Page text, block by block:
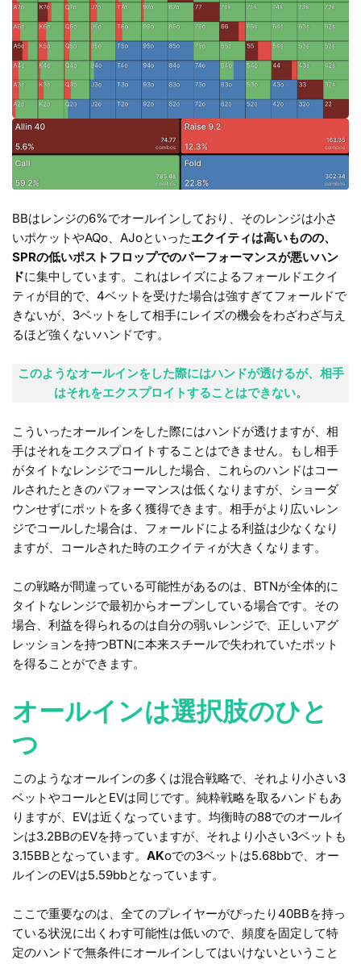
BBはレンジの6%でオールインしており、そのレンジは小さ
いポケットやAQo、AJoといったエクイティは高いものの、
SPRの低いポストフロップでのパーフォーマンスが悪いハン
ドに集中しています。これはレイズによるフォールドエクイ
ティが目的で、4ベットを受けた場合は強すぎてフォールドで
きないが、3ベットをして相手にレイズの機会をわざわざ与え
るほど強くないハンドです。
このようなオールインをした際にはハンドが透けるが、相手
はそれをエクスプロイトすることはできない。
こういったオールインをした際にはハンドが透けますが、相
手はそれをエクスプロイトすることはできません。もし相手
がタイトなレンジでコールした場合、これらのハンドはコー
ルされたときのパフォーマンスは低くなりますが、ショーダ
ウンせずにポットを多く獲得できます。相手がより広いレン
ジでコールした場合は、フォールドによる利益は少なくなり
ますが、コールされた時のエクイティが大きくなります。
この戦略が間違っている可能性があるのは、BTNが全体的に
タイトなレンジで最初からオープンしている場合です。その
場合、利益を得られるのは自分の弱いレンジで、正しいアグ
レッションを持つBTNに本来スチールで失われていたポット
を得ることができます。
オールインは選択肢のひと
つ
このようなオールインの多くは混合戦略で、それより小さい3
ベットやコールとEVは同じです。純粋戦略を取るハンドもあ
りますが、EVは近くなっています。均衡時の88でのオールイ
ンは3.2BBのEVを持っていますが、それより小さい3ベットも
3.15BBとなっています。 AKoでの3ベットは5.68bbで、オー
ルインのEVは5.59bbとなっています。
ここで重要なのは、全てのプレイヤーがぴったり40BBを持っ
ている状況に出くわす可能性は低いので、頻度を固定して特
定のハンドで無条件にオールインしてはいけないということ